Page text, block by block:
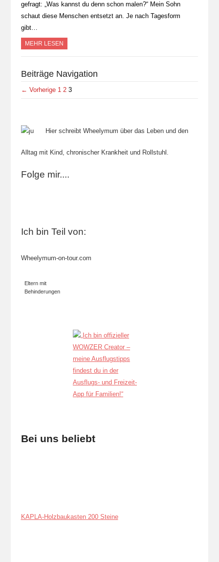
gefragt: „Was kannst du denn schon malen?“ Mein Sohn
schaut diese Menschen entsetzt an. Je nach Tagesform
gibt…
MEHR LESEN
Beiträge Navigation
← Vorherige 1 2 3
Hier schreibt Wheelymum über das Leben und den
Alltag mit Kind, chronischer Krankheit und Rollstuhl.
Folge mir....
Ich bin Teil von:
Wheelymum-on-tour.com
Eltern mit
Behinderungen
Bei uns beliebt
KAPLA-Holzbaukasten 200 Steine